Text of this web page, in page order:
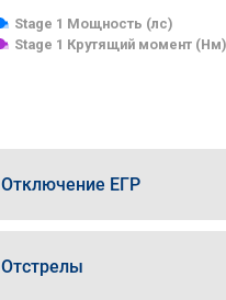
Stage 1 Мощность (лс)
Stage 1 Крутящий момент (Нм)
Отключение ЕГР
Отстрелы